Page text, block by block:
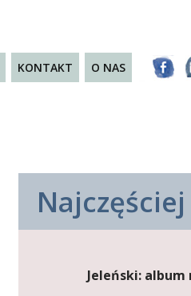
KONTAKT O NAS
Jeleński: album